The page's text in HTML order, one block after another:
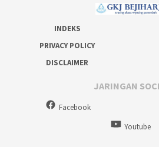
INDEKS
PRIVACY POLICY
DISCLAIMER
JARINGAN
Facebook
Youtube